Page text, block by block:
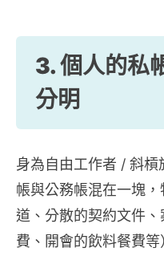
3. 個人的私
分明
身為自由工作者 / 斜
帳與公務帳混在一塊
道、分散的契約文件
費、開會的飲料餐費